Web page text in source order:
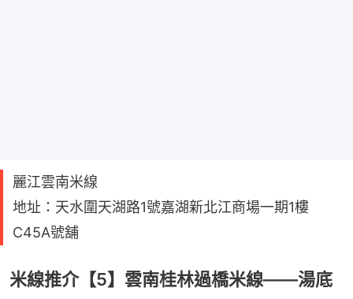
麗江雲南米線
地址：天水圍天湖路1號嘉湖新北江商場一期1樓
C45A號舖
米線推介【5】雲南桂林過橋米線——湯底